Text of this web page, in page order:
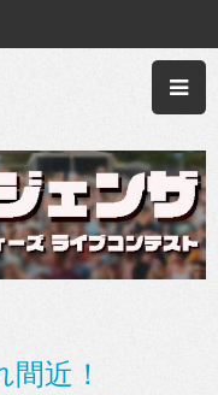
近！